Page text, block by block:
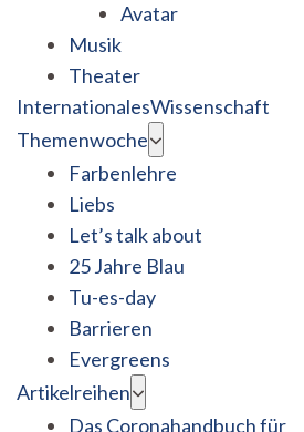
Avatar
Musik
Theater
InternationalesWissenschaft
Themenwoche
Farbenlehre
Liebs
Let’s talk about
25 Jahre Blau
Tu-es-day
Barrieren
Evergreens
Artikelreihen
Das Coronahandbuch für